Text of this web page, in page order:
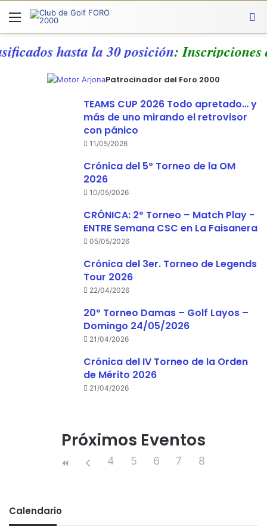
Menú
hasta la 30 posición:
Patrocinador del Foro 2000
TEAMS CUP 2026 Todo apretado… y
más de uno mirando el retrovisor
con pánico
11/05/2026
Crónica del 5º Torneo de la OM
2026
10/05/2026
CRÓNICA: 2º Torneo – Match Play -
ENTRE Semana CSC en La Faisanera
05/05/2026
Crónica del 3er. Torneo de Legends
Tour 2026
22/04/2026
20º Torneo Damas – Golf Layos –
Domingo 24/05/2026
21/04/2026
Crónica del IV Torneo de la Orden
de Mérito 2026
21/04/2026
Próximos Eventos
4 5 6 7 8
Calendario